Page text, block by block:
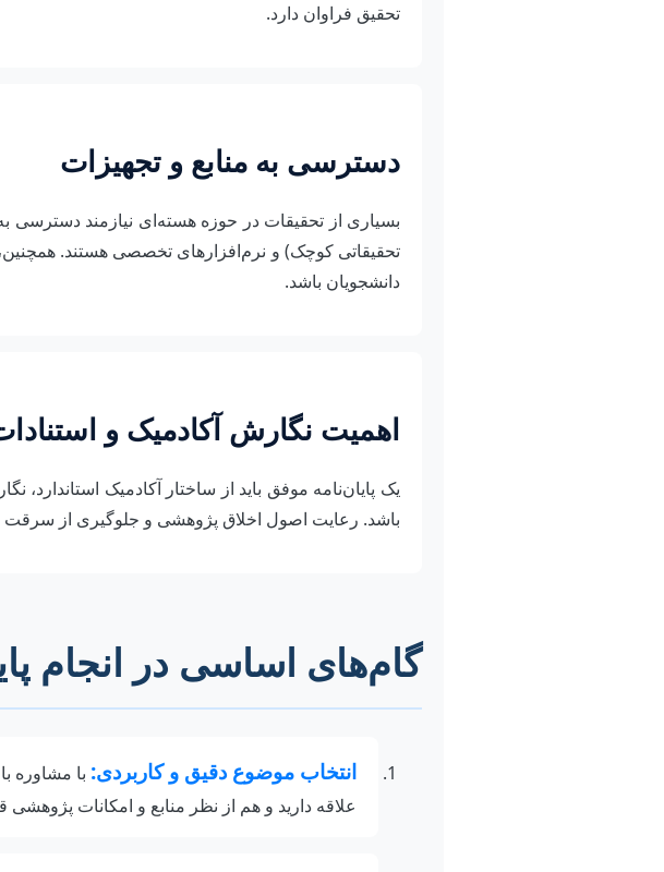
تحقیق فراوان دارد.
دسترسی به منابع و تجهیزات
بسیاری از تحقیقات در حوزه هسته‌ای نیازمند دسترسی
تحقیقاتی کوچک) و نرم‌افزارهای تخصصی هستند.
دانشجویان باشد.
اهمیت نگارش آکادمیک و
یک پایان‌نامه موفق باید از ساختار آکادمیک
باشد. رعایت اصول اخلاق پژوهشی و جلوگیری از سرقت
گام‌های اساسی در انجام
انتخاب موضوع دقیق و کاربردی: با مشاوره
علاقه دارید و هم از نظر منابع و امکانات پژوهشی